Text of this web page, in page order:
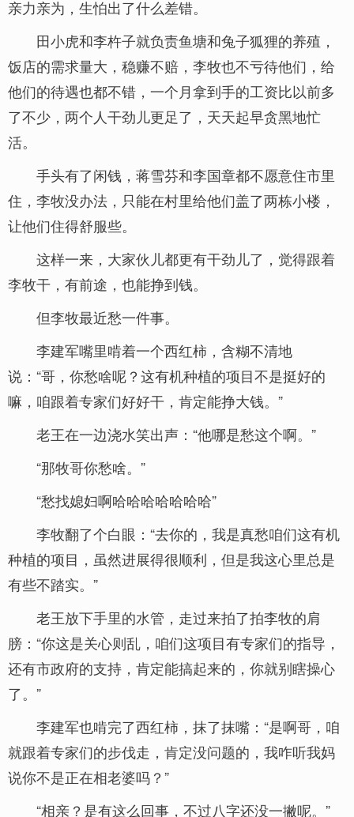
亲力亲为，生怕出了什么差错。
田小虎和李杵子就负责鱼塘和兔子狐狸的养殖，
饭店的需求量大，稳赚不赔，李牧也不亏待他们，给
他们的待遇也都不错，一个月拿到手的工资比以前多
了不少，两个人干劲儿更足了，天天起早贪黑地忙
活。
手头有了闲钱，蒋雪芬和李国章都不愿意住市里
住，李牧没办法，只能在村里给他们盖了两栋小楼，
让他们住得舒服些。
这样一来，大家伙儿都更有干劲儿了，觉得跟着
李牧干，有前途，也能挣到钱。
但李牧最近愁一件事。
李建军嘴里啃着一个西红柿，含糊不清地
说：“哥，你愁啥呢？这有机种植的项目不是挺好的
嘛，咱跟着专家们好好干，肯定能挣大钱。”
老王在一边浇水笑出声：“他哪是愁这个啊。”
“那牧哥你愁啥。”
“愁找媳妇啊哈哈哈哈哈哈哈”
李牧翻了个白眼：“去你的，我是真愁咱们这有机
种植的项目，虽然进展得很顺利，但是我这心里总是
有些不踏实。”
老王放下手里的水管，走过来拍了拍李牧的肩
膀：“你这是关心则乱，咱们这项目有专家们的指导，
还有市政府的支持，肯定能搞起来的，你就别瞎操心
了。”
李建军也啃完了西红柿，抹了抹嘴：“是啊哥，咱
就跟着专家们的步伐走，肯定没问题的，我咋听我妈
说你不是正在相老婆吗？”
“相亲？是有这么回事，不过八字还没一撇呢。”